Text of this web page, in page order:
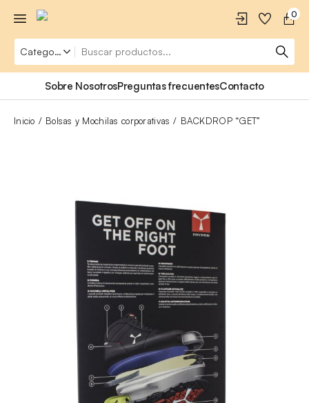
0
Sobre NosotrosPreguntas frecuentesContacto
Inicio Bolsas y Mochilas corporativas BACKDROP “GET”